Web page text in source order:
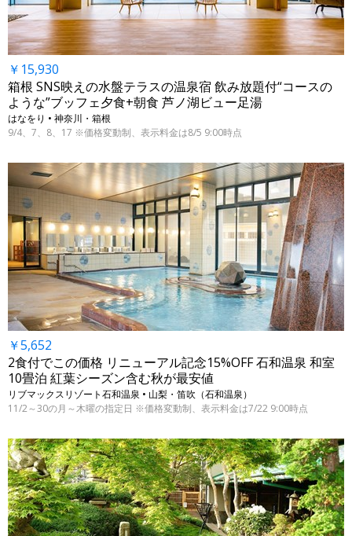
￥15,930
箱根 SNS映えの水盤テラスの温泉宿 飲み放題付“コースの
ような”ブッフェ夕食+朝食 芦ノ湖ビュー足湯
はなをり • 神奈川・箱根
9/4、7、8、17 ※価格変動制、表示料金は8/5 9:00時点
￥5,652
2食付でこの価格 リニューアル記念15%OFF 石和温泉 和室
10畳泊 紅葉シーズン含む秋が最安値
リブマックスリゾート石和温泉 • 山梨・笛吹（石和温泉）
11/2～30の月～木曜の指定日 ※価格変動制、表示料金は7/22 9:00時点